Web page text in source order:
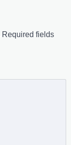
Required fields